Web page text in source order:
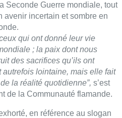
Seconde Guerre mondiale, tout
avenir incertain et sombre en
qui ont donné leur vie
; la paix dont nous
des sacrifices qu’ils ont
lointaine, mais elle fait
la réalité quotidienne”, s’est
de la Communauté flamande.
en référence au slogan